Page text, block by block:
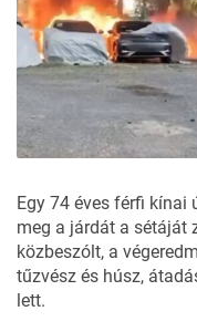
Egy 74 éves férfi
meg a járdát a sétáját
közbeszólt, a
tűzvész és húsz,
lett.